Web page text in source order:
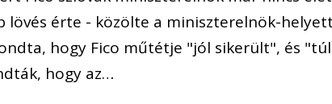
lövés érte - közölte a miniszterelnök-
hogy Fico műtétje "jól sikerült", és
hogy az…